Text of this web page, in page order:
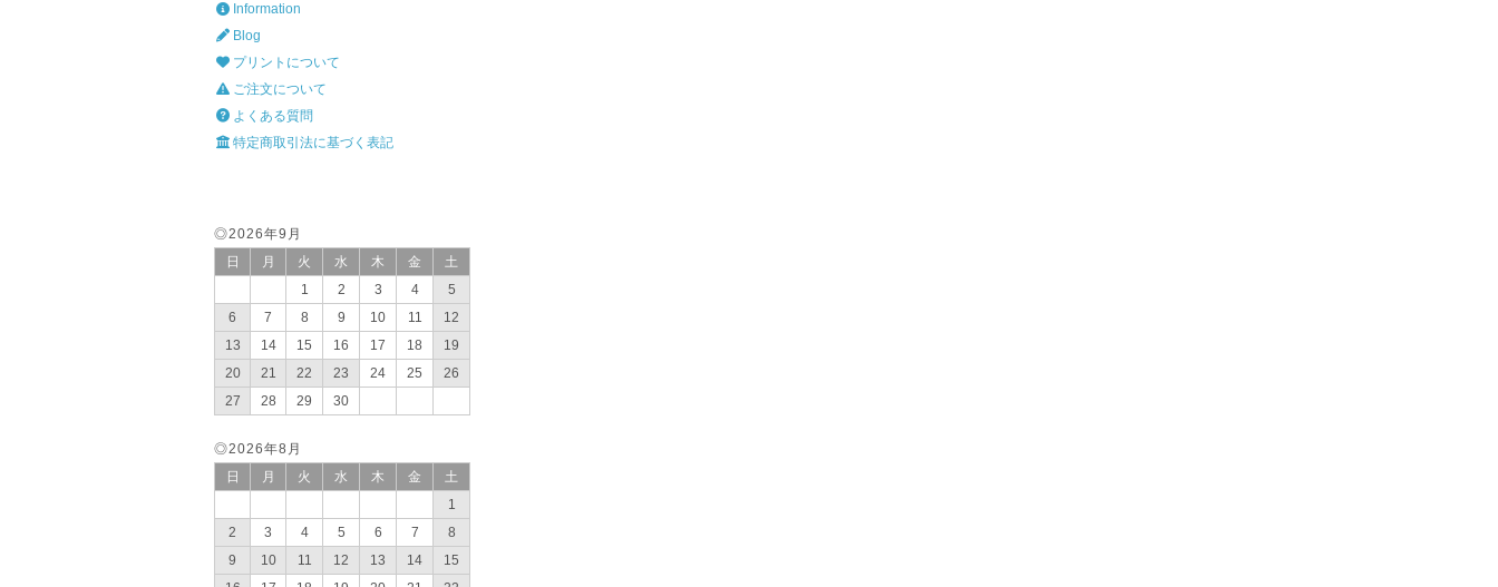
Information
Blog
プリントについて
ご注文について
よくある質問
特定商取引法に基づく表記
◎2026年9月
日
月 火 水 木 金
土
1
2 3 4
5
6
7 8 9 10 11
12
13
14 15 16 17 18
19
20
21 22 23 24 25
26
27
28 29 30
◎2026年8月
日
月 火 水 木 金
土
1
2
3 4 5 6 7
8
9
10 11 12 13 14
15